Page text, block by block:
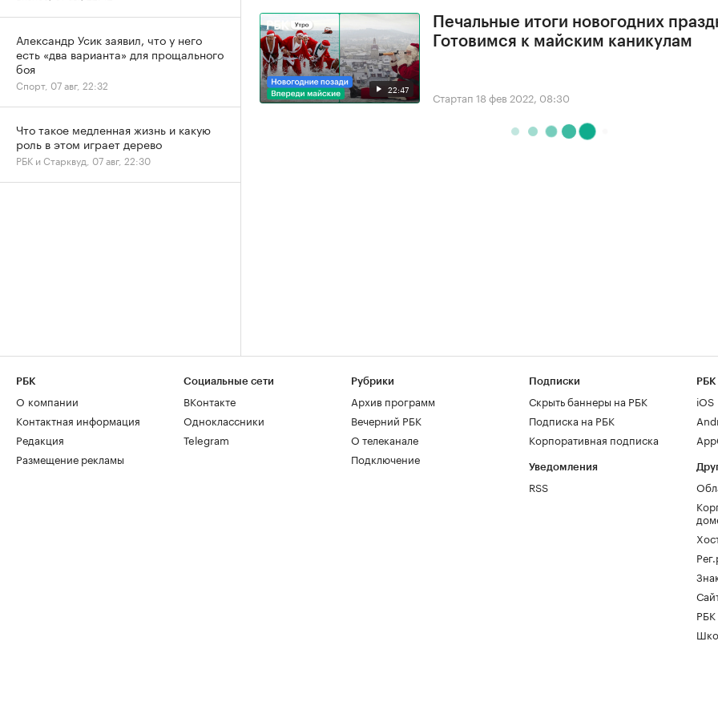
22:47
Печальные итоги новогодних
Готовимся к майским каникулам
Стартап 18 фев 2022, 08:30
Александр Усик заявил, что у него
есть «два варианта» для прощального
боя
Спорт, 07 авг, 22:32
Что такое медленная жизнь и какую
роль в этом играет дерево
РБК и Старквуд, 07 авг, 22:30
РБК
О компании
Контактная информация
Редакция
Размещение рекламы
Социальные сети
ВКонтакте
Одноклассники
Telegram
Рубрики
Архив программ
Вечерний РБК
О телеканале
Подключение
Подписки
Скрыть баннеры на РБК
Подписка на РБК
Корпоративная подписка
Уведомления
RSS
РБК
iOS